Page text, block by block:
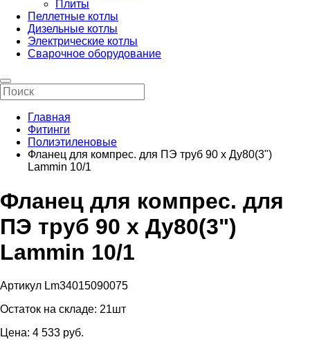
Плиты
Пеллетные котлы
Дизельные котлы
Электрические котлы
Сварочное оборудование
Главная
Фитинги
Полиэтиленовые
Фланец для компрес. для ПЭ труб 90 х Ду80(3")
Lammin 10/1
Фланец для компрес. для
ПЭ труб 90 х Ду80(3")
Lammin 10/1
Артикул Lm34015090075
Остаток на складе: 21шт
Цена: 4 533 pуб.